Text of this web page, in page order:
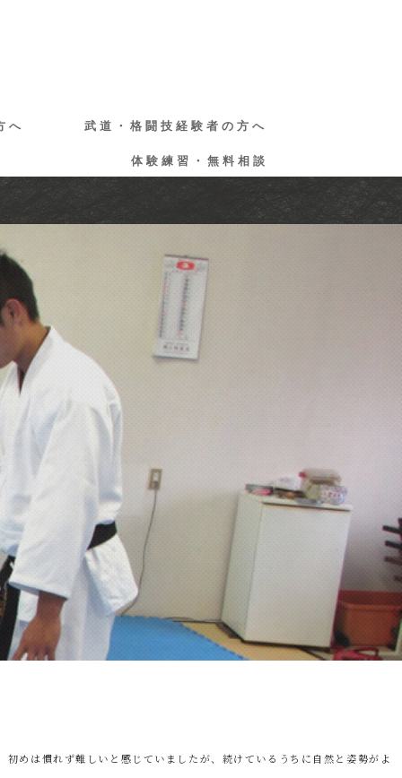
へ 武道・格闘技経験者の方へ
体験練習・無料相談
めは慣れず難しいと感じていましたが、続けているうちに自然と姿勢がよ